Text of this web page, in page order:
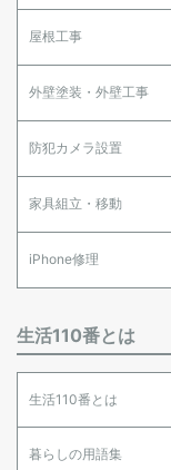
屋根工事
外壁塗装・外壁工事
防犯カメラ設置
家具組立・移動
iPhone修理
生活110番とは
生活110番とは
暮らしの用語集